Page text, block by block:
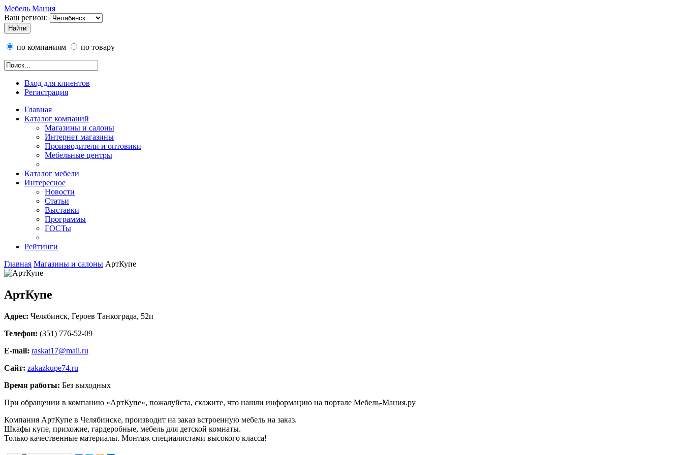
Мебель Мания
Ваш регион:
по компаниям по товару
Вход для клиентов
Регистрация
Главная
Каталог компаний
Магазины и салоны
Интернет магазины
Производители и оптовики
Мебельные центры
Каталог мебели
Интересное
Новости
Статьи
Выставки
Программы
ГОСТы
Рейтинги
Главная Магазины и салоны АртКупе
АртКупе
Адрес: Челябинск, Героев Танкограда, 52п
Телефон: (351) 776-52-09
E-mail: raskat17@mail.ru
Сайт: zakazkupe74.ru
Время работы: Без выходных
При обращении в компанию «АртКупе», пожалуйста, скажите, что нашли информацию на портале Мебель-Мания.ру
Компания АртКупе в Челябинске, производит на заказ встроенную мебель на заказ.
Шкафы купе, прихожие, гардеробные, мебель для детской комнаты.
Только качественные материалы. Монтаж специалистами высокого класса!